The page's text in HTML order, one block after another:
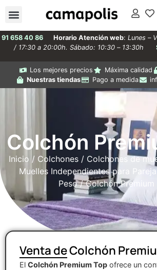
91 658 40 86 Horario Atención web: Lunes –
/ 17:30 a 20:00h. Sábado: 10:30 – 13:30h
Los mejores precios Máxima calidad
Nuestras tiendas
Pago a medida
Colchón
Inicio / Colchones / Colchones de
Muelles Independientes para
Peso/ Colchón Premium
Venta de Colchón
El Colchón Premium Top ofrece un